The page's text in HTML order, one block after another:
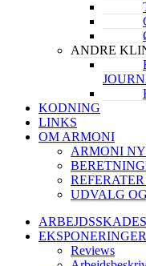
ANDRE
KODNING
LINKS
OM ARMONI
ARMONI
UDVALG
EKSPONERINGER
Reviews